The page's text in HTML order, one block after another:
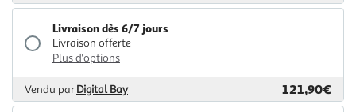
Livraison dès 6/7 jours
Livraison offerte
Plus d'options
Vendu parDigital Bay 121,90€